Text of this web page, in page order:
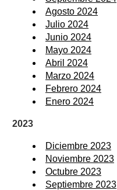
Agosto 2024
Julio 2024
Junio 2024
Mayo 2024
Abril 2024
Marzo 2024
Febrero 2024
Enero 2024
2023
Diciembre 2023
Noviembre 2023
Octubre 2023
Septiembre 2023